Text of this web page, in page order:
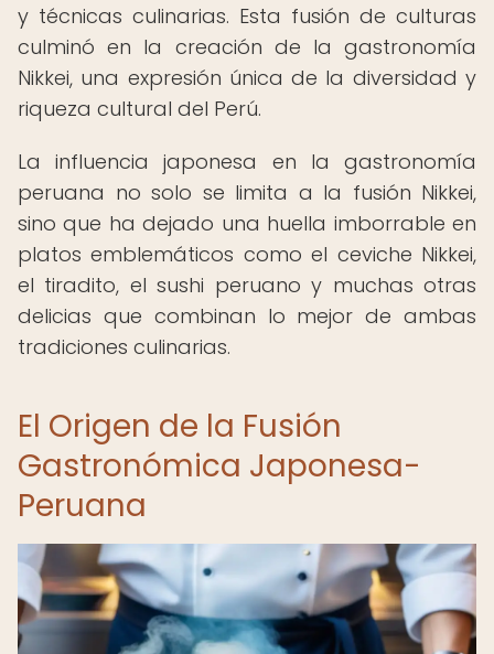
y técnicas culinarias. Esta fusión de culturas
culminó en la creación de la gastronomía
Nikkei, una expresión única de la diversidad y
riqueza cultural del Perú.
La influencia japonesa en la gastronomía
peruana no solo se limita a la fusión Nikkei,
sino que ha dejado una huella imborrable en
platos emblemáticos como el ceviche Nikkei,
el tiradito, el sushi peruano y muchas otras
delicias que combinan lo mejor de ambas
tradiciones culinarias.
El Origen de la Fusión
Gastronómica Japonesa-
Peruana